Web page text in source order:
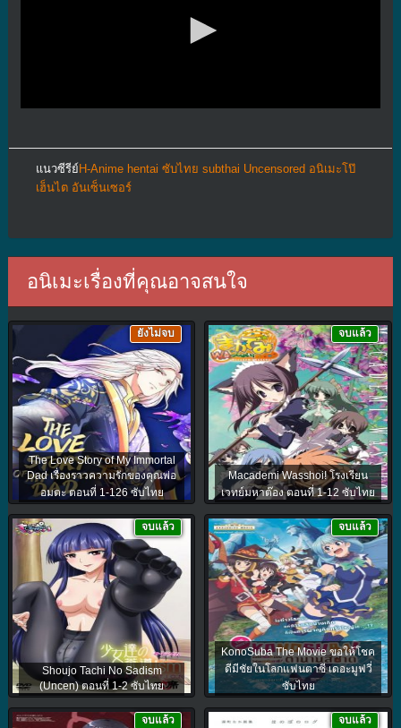
แนวซีรีย์ H-Anime hentai ซับไทย subthai Uncensored อนิเมะโป๊
เฮ็นไต อันเซ็นเซอร์
อนิเมะเรื่องที่คุณอาจสนใจ
The Love Story of My Immortal
Dad เรื่องราวความรักของคุณพ่อ
อมตะ ตอนที่ 1-126 ซับไทย
ยังไม่จบ
Macademi Wasshoi! โรงเรียน
เวทย์มหาต๊อง ตอนที่ 1-12 ซับไทย
จบแล้ว
Shoujo Tachi No Sadism
(Uncen) ตอนที่ 1-2 ซับไทย
จบแล้ว
KonoSuba The Movie ขอให้โชค
ดีมีชัยในโลกแฟนตาซี เดอะมูฟวี่
ซับไทย
จบแล้ว
จบแล้ว จบแล้ว